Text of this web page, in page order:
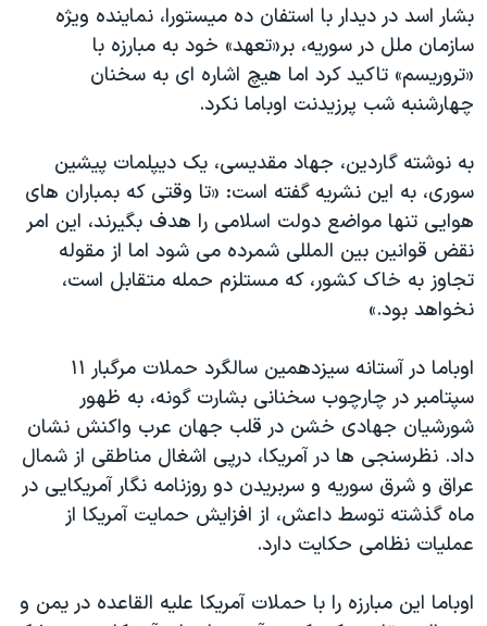
بشار اسد در دیدار با استفان ده میستورا، نماینده ویژه
سازمان ملل در سوریه، بر«تعهد» خود به مبارزه با
«تروریسم» تاکید کرد اما هیچ اشاره ای به سخنان
چهارشنبه شب پرزیدنت اوباما نکرد.
به نوشته گاردین، جهاد مقدیسی، یک دیپلمات پیشین
سوری، به این نشریه گفته است: «تا وقتی که بمباران های
هوایی تنها مواضع دولت اسلامی را هدف بگیرند، این امر
نقض قوانین بین المللی شمرده می شود اما از مقوله
تجاوز به خاک کشور، که مستلزم حمله متقابل است،
نخواهد بود.»
اوباما در آستانه سیزدهمین سالگرد حملات مرگبار ۱۱
سپتامبر در چارچوب سخنانی بشارت گونه، به ظهور
شورشیان جهادی خشن در قلب جهان عرب واکنش نشان
داد. نظرسنجی ها در آمریکا، درپی اشغال مناطقی از شمال
عراق و شرق سوریه و سربریدن دو روزنامه نگار آمریکایی در
ماه گذشته توسط داعش، از افزایش حمایت آمریکا از
عملیات نظامی حکایت دارد.
اوباما این مبارزه را با حملات آمریکا علیه القاعده در یمن و